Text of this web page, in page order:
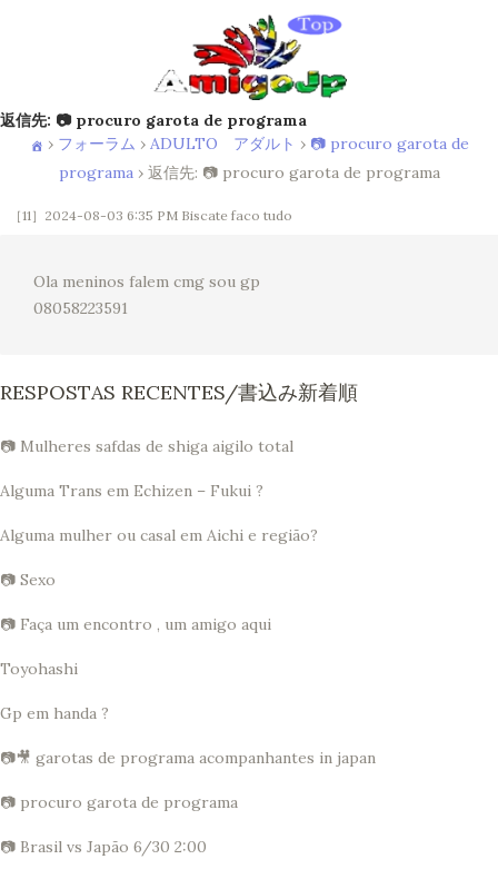
返信先: 📷 procuro garota de programa
› フォーラム › ADULTO アダルト › 📷 procuro garota de
programa › 返信先: 📷 procuro garota de programa
［11］2024-08-03 6:35 PM Biscate faco tudo
Ola meninos falem cmg sou gp
08058223591
RESPOSTAS RECENTES/書込み新着順
📷 Mulheres safdas de shiga aigilo total
Alguma Trans em Echizen – Fukui ?
Alguma mulher ou casal em Aichi e região?
📷 Sexo
📷 Faça um encontro , um amigo aqui
Toyohashi
Gp em handa ?
📷🎥 garotas de programa acompanhantes in japan
📷 procuro garota de programa
📷 Brasil vs Japão 6/30 2:00